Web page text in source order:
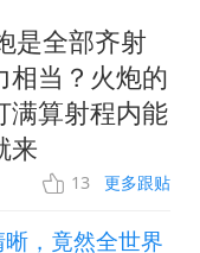
是全部齐射
相当？火炮的
满算射程内能
来
13 更多跟贴
，竟然全世界